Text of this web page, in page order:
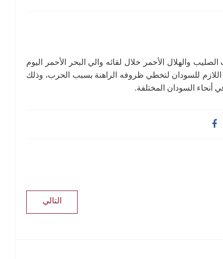
والهلال الأحمر خلال لقائه والي البحر الأحمر اليوم
الإنساني اللازم للسودان لتخطي ظروفه الراهنة بسبب الحرب، وذلك
أنحاء السودان المختلفة.
التالي